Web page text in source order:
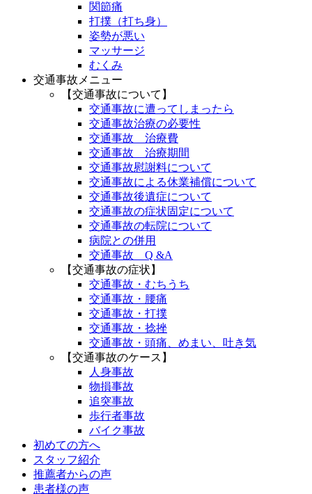
関節痛
打撲（打ち身）
姿勢が悪い
マッサージ
むくみ
交通事故メニュー
【交通事故について】
交通事故に遭ってしまったら
交通事故治療の必要性
交通事故 治療費
交通事故 治療期間
交通事故慰謝料について
交通事故による休業補償について
交通事故後遺症について
交通事故の症状固定について
交通事故の転院について
病院との併用
交通事故 Q &A
【交通事故の症状】
交通事故・むちうち
交通事故・腰痛
交通事故・打撲
交通事故・捻挫
交通事故・頭痛、めまい、吐き気
【交通事故のケース】
人身事故
物損事故
追突事故
歩行者事故
バイク事故
初めての方へ
スタッフ紹介
推薦者からの声
患者様の声